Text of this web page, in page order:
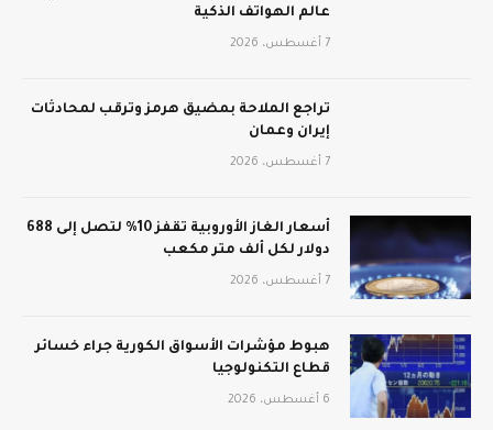
عالم الهواتف الذكية
7 أغسطس، 2026
تراجع الملاحة بمضيق هرمز وترقب لمحادثات
إيران وعمان
7 أغسطس، 2026
أسعار الغاز الأوروبية تقفز 10% لتصل إلى 688
دولار لكل ألف متر مكعب
7 أغسطس، 2026
هبوط مؤشرات الأسواق الكورية جراء خسائر
قطاع التكنولوجيا
6 أغسطس، 2026